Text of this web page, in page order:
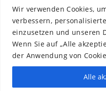
Wir verwenden Cookies,
verbessern,
einzusetzen und unseren
Wenn Sie auf „Alle
der Anwendung von
Alle
NEWSLETTER
Vorname oder ganzer